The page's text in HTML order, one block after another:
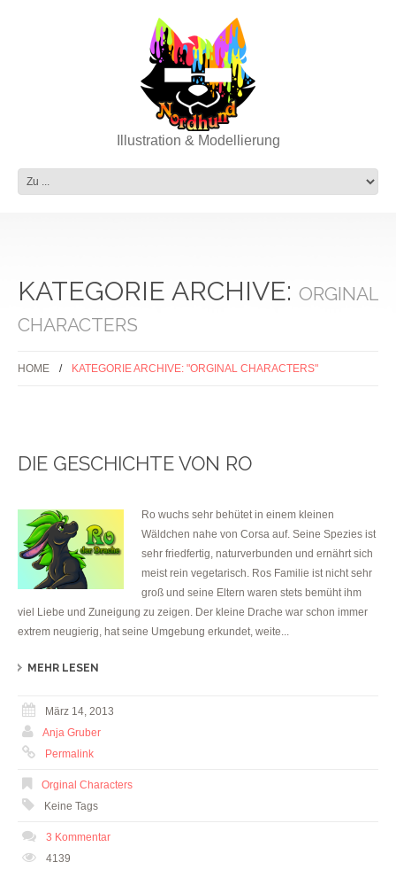
Illustration & Modellierung
KATEGORIE ARCHIVE: ORGINAL
CHARACTERS
HOME KATEGORIE ARCHIVE: "ORGINAL CHARACTERS"
DIE GESCHICHTE VON RO
Ro wuchs sehr behütet in einem kleinen
Wäldchen nahe von Corsa auf. Seine Spezies ist
sehr friedfertig, naturverbunden und ernährt sich
meist rein vegetarisch. Ros Familie ist nicht sehr
groß und seine Eltern waren stets bemüht ihm
viel Liebe und Zuneigung zu zeigen. Der kleine Drache war schon immer
extrem neugierig, hat seine Umgebung erkundet, weite...
MEHR LESEN
März 14, 2013
Anja Gruber
Permalink
Orginal Characters
Keine Tags
3 Kommentar
4139